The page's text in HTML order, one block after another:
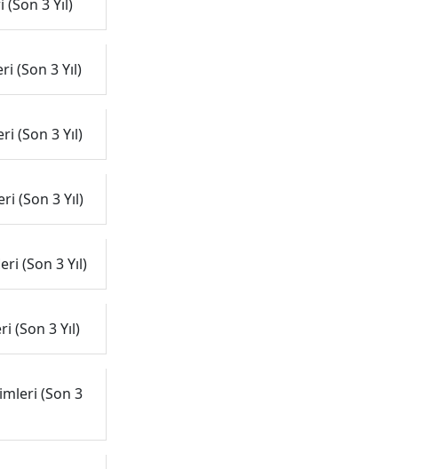
3 Yıl)
(Son 3 Yıl)
(Son 3 Yıl)
(Son 3 Yıl)
(Son 3 Yıl)
(Son 3 Yıl)
(Son 3